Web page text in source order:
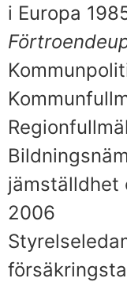
i Europa
jämställdhet
2006